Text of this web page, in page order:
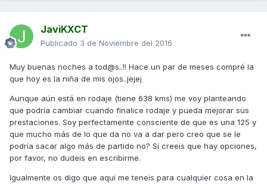
JaviKXCT
Publicado 3 de Noviembre del 2016
Muy buenas noches a tod@s..!! Hace un par de meses compré la
que hoy es la niña de mis ojos..jejej
Aunque aún está en rodaje (tiene 638 kms) me voy planteando
que podría cambiar cuando finalice rodaje y pueda mejorar sus
prestaciones. Soy perfectamente consciente de que es una 125 y
que mucho más de lo que da no va a dar pero creo que se le
podría sacar algo más de partido no? Si creeis que hay opciones,
por favor, no dudeis en escribirme.
Igualmente os digo que aqui me teneis para cualquier cosa en la